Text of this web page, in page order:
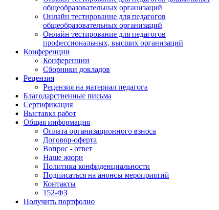
общеобразовательных организаций
Онлайн тестирование для педагогов
общеобразовательных организаций
Онлайн тестирование для педагогов
профессиональных, высших организаций
Конференции
Конференции
Сборники докладов
Рецензия
Рецензия на материал педагога
Благодарственные письма
Сертификация
Выставка работ
Общая информация
Оплата организационного взноса
Договор-оферта
Вопрос - ответ
Наше жюри
Политика конфиденциальности
Подписаться на анонсы мероприятий
Контакты
152-ФЗ
Получить портфолио